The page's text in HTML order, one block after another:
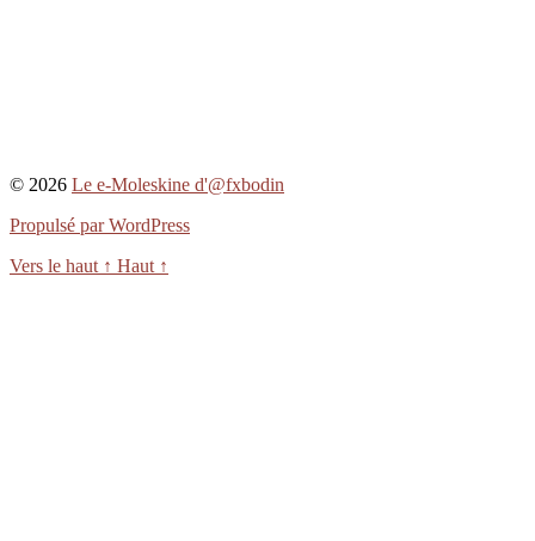
© 2026 Le e-Moleskine d'@fxbodin
Propulsé par WordPress
Vers le haut ↑ Haut ↑